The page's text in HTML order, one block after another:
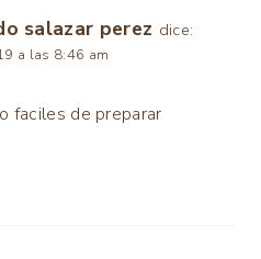
salazar perez dice:
a las 8:46 am
faciles de preparar